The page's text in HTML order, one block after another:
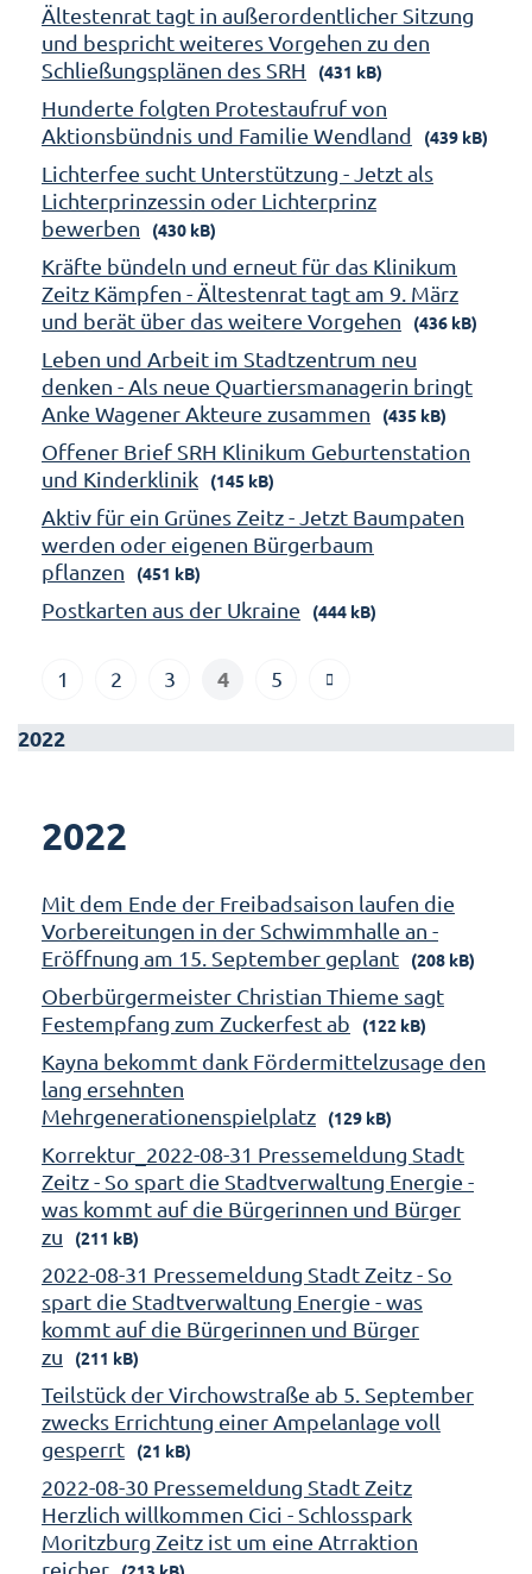
Ältestenrat tagt in außerordentlicher Sitzung
und bespricht weiteres Vorgehen zu den
Schließungsplänen des SRH
(431 kB)
Hunderte folgten Protestaufruf von
Aktionsbündnis und Familie Wendland
(439 kB)
Lichterfee sucht Unterstützung - Jetzt als
Lichterprinzessin oder Lichterprinz
bewerben
(430 kB)
Kräfte bündeln und erneut für das Klinikum
Zeitz Kämpfen - Ältestenrat tagt am 9. März
und berät über das weitere Vorgehen
(436 kB)
Leben und Arbeit im Stadtzentrum neu
denken - Als neue Quartiersmanagerin bringt
Anke Wagener Akteure zusammen
(435 kB)
Offener Brief SRH Klinikum Geburtenstation
und Kinderklinik
(145 kB)
Aktiv für ein Grünes Zeitz - Jetzt Baumpaten
werden oder eigenen Bürgerbaum
pflanzen
(451 kB)
Postkarten aus der Ukraine (444 kB)
1 2 3 4 5
2022
2022
Mit dem Ende der Freibadsaison laufen die
Vorbereitungen in der Schwimmhalle an -
Eröffnung am 15. September geplant
(208 kB)
Oberbürgermeister Christian Thieme sagt
Festempfang zum Zuckerfest ab
(122 kB)
Kayna bekommt dank Fördermittelzusage den
lang ersehnten
Mehrgenerationenspielplatz
(129 kB)
Korrektur_2022-08-31 Pressemeldung Stadt
Zeitz - So spart die Stadtverwaltung Energie -
was kommt auf die Bürgerinnen und Bürger
zu
(211 kB)
2022-08-31 Pressemeldung Stadt Zeitz - So
spart die Stadtverwaltung Energie - was
kommt auf die Bürgerinnen und Bürger
zu
(211 kB)
Teilstück der Virchowstraße ab 5. September
zwecks Errichtung einer Ampelanlage voll
gesperrt
(21 kB)
2022-08-30 Pressemeldung Stadt Zeitz
Herzlich willkommen Cici - Schlosspark
Moritzburg Zeitz ist um eine Atrraktion
reicher